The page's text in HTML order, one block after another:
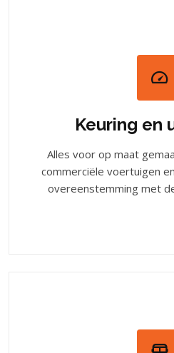
Keuring en
Alles voor op maat
commerciële voertuigen
overeenstemming met